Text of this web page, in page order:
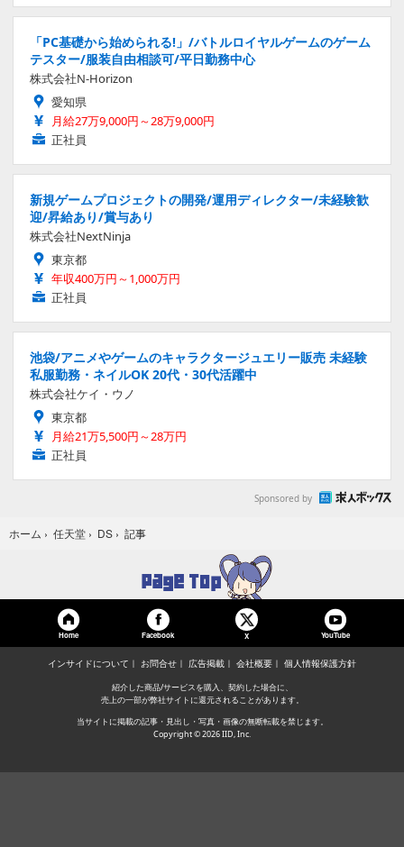
「PC基礎から始められる!」/バトルロイヤルゲームのゲーム
テスター/服装自由相談可/平日勤務中心
株式会社N-Horizon
愛知県
月給27万9,000円～28万9,000円
正社員
新規ゲームプロジェクトの開発/運用ディレクター/未経験歓
迎/昇給あり/賞与あり
株式会社NextNinja
東京都
年収400万円～1,000万円
正社員
池袋/アニメやゲームのキャラクタージュエリー販売 未経験
私服勤務・ネイルOK 20代・30代活躍中
株式会社ケイ・ウノ
東京都
月給21万5,500円～28万円
正社員
Sponsored by
ホーム › 任天堂 › DS › 記事
Home Facebook X YouTube
インサイドについて お問合せ 広告掲載 会社概要 個人情報保護方針
紹介した商品/サービスを購入、契約した場合に、
売上の一部が弊社サイトに還元されることがあります。
当サイトに掲載の記事・見出し・写真・画像の無断転載を禁じます。
Copyright © 2026 IID, Inc.